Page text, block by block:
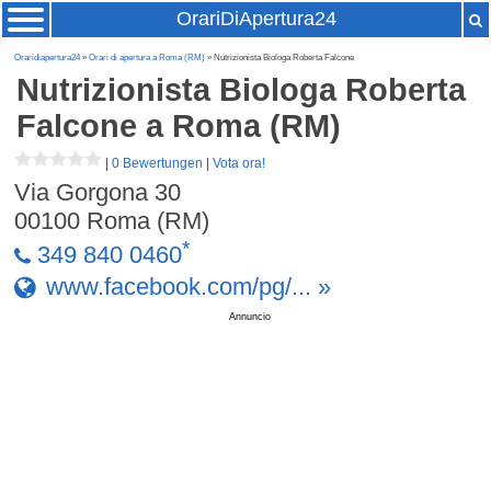
OrariDiApertura24
Oraridiapertura24»Orari di apertura a Roma (RM) » Nutrizionista Biologa Roberta Falcone
Nutrizionista Biologa Roberta
Falcone a Roma (RM)
|0 Bewertungen |Vota ora!
Via Gorgona 30
00100 Roma (RM)
349 840 0460*
www.facebook.com/pg/... »
Annuncio